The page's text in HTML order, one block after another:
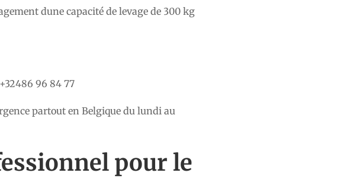
dune capacité de levage de 300 kg
96 84 77
partout en Belgique du lundi au
pour le